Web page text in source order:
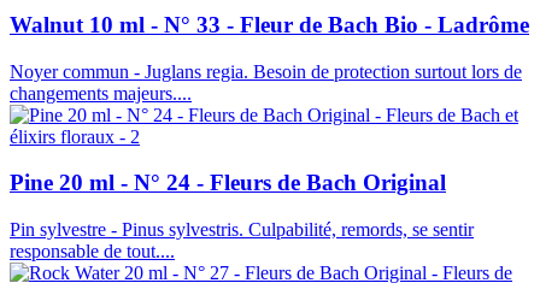
Walnut 10 ml - N° 33 - Fleur de Bach Bio - Ladrôme
Noyer commun - Juglans regia. Besoin de protection surtout lors de
changements majeurs....
Pine 20 ml - N° 24 - Fleurs de Bach Original
Pin sylvestre - Pinus sylvestris. Culpabilité, remords, se sentir
responsable de tout....